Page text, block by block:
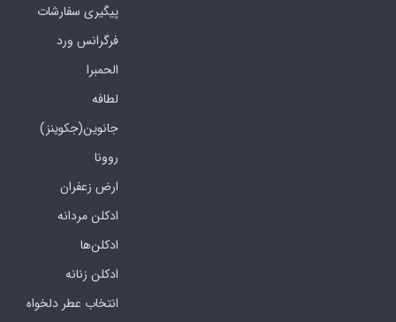
پیگیری سفارشات
فرگرانس ورد
الحمبرا
لطافه
جانوین(جکوینز)
روونا
ارض زعفران
ادکلن مردانه
ادکلن‌ها
ادکلن زنانه
انتخاب عطر دلخواه